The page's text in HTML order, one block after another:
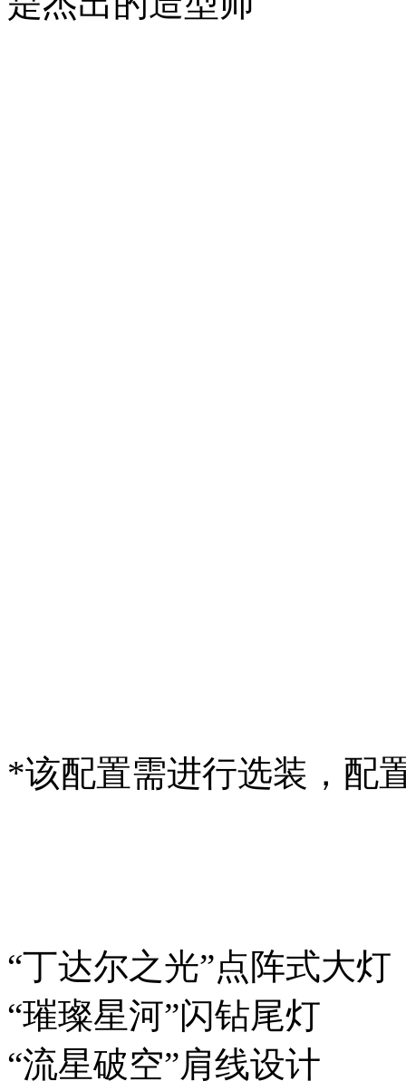
*该配置需进行选装，
“丁达尔之光”点阵式大灯
“璀璨星河”闪钻尾灯
“流星破空”肩线设计